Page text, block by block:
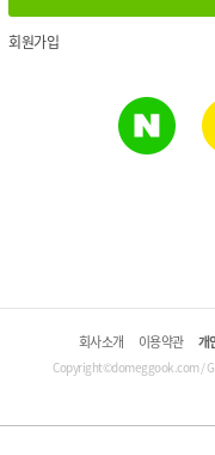
회원가입
회사소개 이용약관 개
Copyright©domeggook.com /